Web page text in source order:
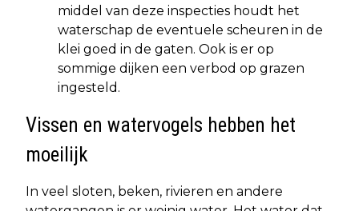
middel van deze inspecties houdt het
waterschap de eventuele scheuren in de
klei goed in de gaten. Ook is er op
sommige dijken een verbod op grazen
ingesteld.
Vissen en watervogels hebben het
moeilijk
In veel sloten, beken, rivieren en andere